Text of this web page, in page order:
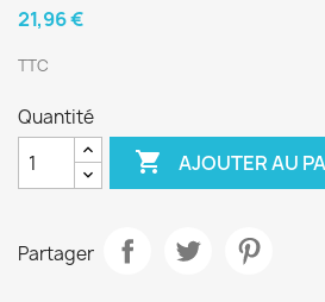
21,96 €
TTC
Quantité
 AJOUTER AU
Partager